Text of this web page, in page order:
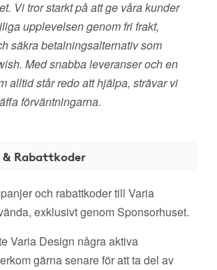
Vi tror starkt på att ge våra kunder
upplevelsen genom fri frakt,
säkra betalningsalternativ som
Med snabba leveranser och en
alltid står redo att hjälpa, strävar vi
förväntningarna.
Rabattkoder
och rabattkoder till Varia
exklusivt genom Sponsorhuset.
Varia Design några aktiva
gärna senare för att ta del av